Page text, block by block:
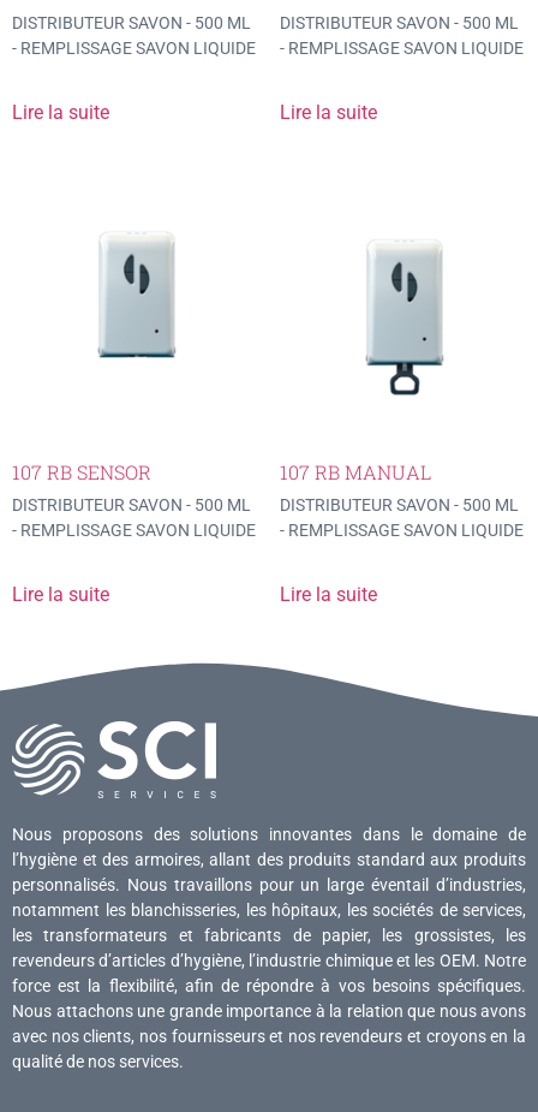
DISTRIBUTEUR SAVON - 500 ML
- REMPLISSAGE SAVON LIQUIDE
Lire la suite
DISTRIBUTEUR SAVON - 500 ML
- REMPLISSAGE SAVON LIQUIDE
Lire la suite
107 RB SENSOR
DISTRIBUTEUR SAVON - 500 ML
- REMPLISSAGE SAVON LIQUIDE
Lire la suite
107 RB MANUAL
DISTRIBUTEUR SAVON - 500 ML
- REMPLISSAGE SAVON LIQUIDE
Lire la suite
Nous proposons des solutions innovantes dans le domaine de
l’hygiène et des armoires, allant des produits standard aux produits
personnalisés. Nous travaillons pour un large éventail d’industries,
notamment les blanchisseries, les hôpitaux, les sociétés de services,
les transformateurs et fabricants de papier, les grossistes, les
revendeurs d’articles d’hygiène, l’industrie chimique et les OEM. Notre
force est la flexibilité, afin de répondre à vos besoins spécifiques.
Nous attachons une grande importance à la relation que nous avons
avec nos clients, nos fournisseurs et nos revendeurs et croyons en la
qualité de nos services.